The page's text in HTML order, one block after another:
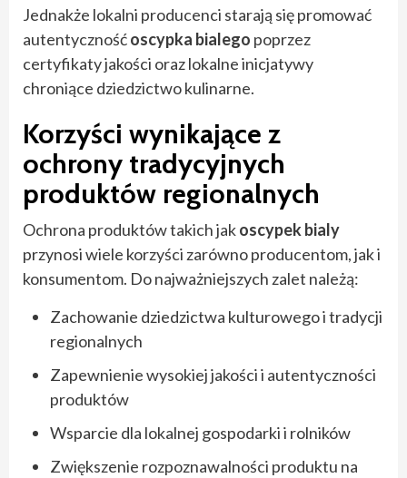
Jednakże lokalni producenci starają się promować
autentycznośćoscypka bialego poprzez
certyfikaty jakości oraz lokalne inicjatywy
chroniące dziedzictwo kulinarne.
Korzyści wynikające z
ochrony tradycyjnych
produktów regionalnych
Ochrona produktów takich jakoscypek bialy
przynosi wiele korzyści zarówno producentom, jak i
konsumentom. Do najważniejszych zalet należą:
Zachowanie dziedzictwa kulturowego i tradycji
regionalnych
Zapewnienie wysokiej jakości i autentyczności
produktów
Wsparcie dla lokalnej gospodarki i rolników
Zwiększenie rozpoznawalności produktu na